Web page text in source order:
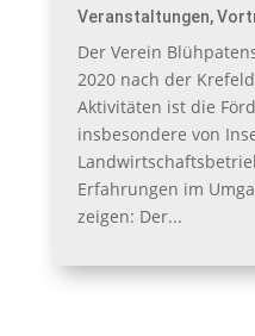
Veranstaltungen,
Der Verein
2020 nach der
Aktivitäten ist die
insbesondere von
Erfahrungen im
zeigen: Der...